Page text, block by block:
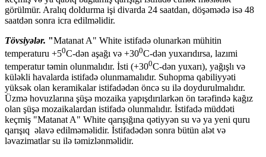
görülmür. Aralıq doldurma işi divarda 24 saatdan, döşəmədə isə 48
saatdən sonra icra edilməlidir.
Tövsiyələr. "Matanat A" White istifadə olunarkən mühitin
temperaturu +50C-dən aşağı və +300C-dən yuxarıdırsa, lazımi
temperatur təmin olunmalıdır. İsti (+300C-dən yuxarı), yağışlı və
küləkli havalarda istifadə olunmamalıdır. Suhopma qabiliyyəti
yüksək olan keramikalar istifadədən öncə su ilə doydurulmalıdır.
Üzmə hovuzlarına şüşə mozaika yapışdırılarkən ön tərəfində kağız
olan şüşə mozaikalardan istifadə olunmalıdır. İstifadə müddəti
keçmiş "Matanat A" White qarışığına qətiyyən su və ya yeni quru
qarışıq əlavə edilməməlidir. İstifadədən sonra bütün alət və
ləvazimatlar su ilə təmizlənməlidir.